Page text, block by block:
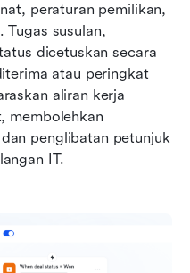
peraturan pemilikan,
Tugas susulan,
dicetuskan secara
atau peringkat
aliran kerja
membolehkan
penglibatan petunjuk
IT.